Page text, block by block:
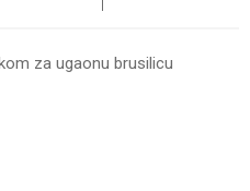
za ugaonu brusilicu